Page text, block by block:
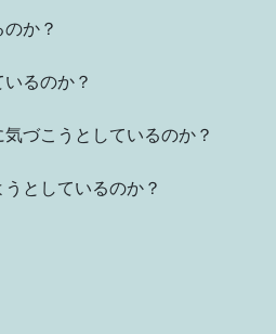
か？
るのか？
づこうとしているのか？
としているのか？